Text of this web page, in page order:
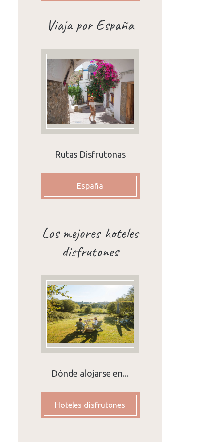
Viaja por España
Rutas Disfrutonas
España
Los mejores hoteles
disfrutones
Dónde alojarse en...
Hoteles disfrutones